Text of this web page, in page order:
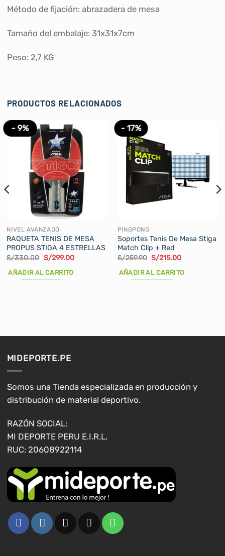
Método de fijación: abrazadera de mesa
Tamaño del embalaje: 31x31x7cm
Peso: 2,7 KG
PRODUCTOS RELACIONADOS
- 9%
NIVEL AVANZADO
RAQUETA TENIS DE MESA
PROPUS STIGA 4 ESTRELLAS
S/330.00 El
original
era:
S/299.00El
AÑADIR AL CARRITO
- 17%
PINGPONG
Soportes Tenis De Mesa Stiga
Match Clip + Red
S/259.90 El
original
era:
S/215.00El
actual
AÑADIR AL CARRITO
MIDEPORTE.PE
Somos una Tienda especializada en producción y
distribución de material deportivo.
RAZÓN SOCIAL:
MI DEPORTE PERU E.I.R.L.
RUC: 20608922114